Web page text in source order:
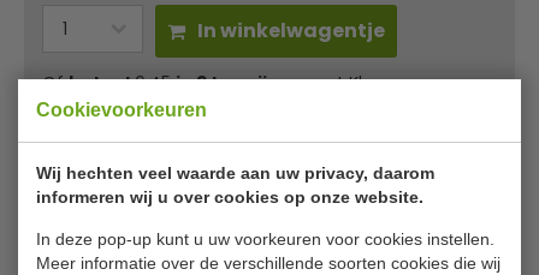
Cookievoorkeuren
Wij hechten veel waarde aan uw privacy, daarom
informeren wij u over cookies op onze website.
In deze pop-up kunt u uw voorkeuren voor cookies instellen.
Meer informatie over de verschillende soorten cookies die wij
In winkelwagentje
Ofbetaal6,45in 3 termijnenmet Klarna
prijsgarantie
Vogue aluminium schep 1,94 Liter